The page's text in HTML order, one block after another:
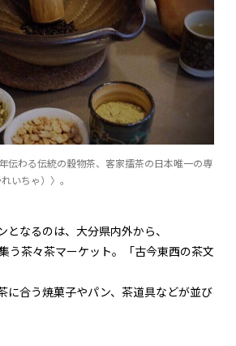
伝わる伝統の穀物茶、客家擂茶の日本唯一の専
いちゃ）〉。
となるのは、大分県内外から、
う茶々茶マーケット。「古今東西の茶文
に合う焼菓子やパン、茶道具などが並び